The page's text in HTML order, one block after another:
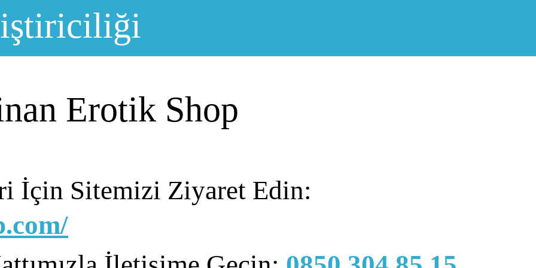
Erotik Shop
İçin Sitemizi Ziyaret Edin: